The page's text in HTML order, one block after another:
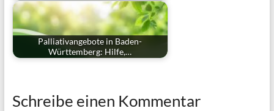
Palliativangebote in Baden-
Württemberg: Hilfe,…
Schreibe einen Kommentar